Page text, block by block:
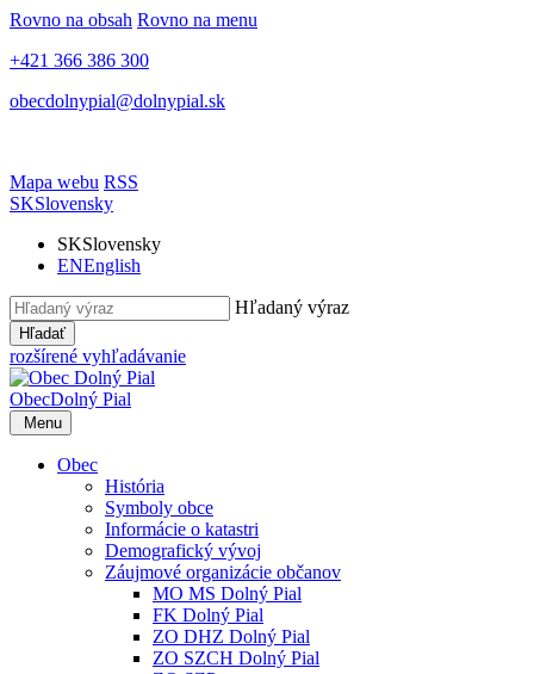
Rovno na obsah Rovno na menu
+421 366 386 300
obecdolnypial@dolnypial.sk
Mapa webu RSS
SKSlovensky
SKSlovensky
ENEnglish
Hľadaný výraz
Hľadať
rozšírené vyhľadávanie
ObecDolný Pial
Menu
Obec
História
Symboly obce
Informácie o katastri
Demografický vývoj
Záujmové organizácie občanov
MO MS Dolný Pial
FK Dolný Pial
ZO DHZ Dolný Pial
ZO SZCH Dolný Pial